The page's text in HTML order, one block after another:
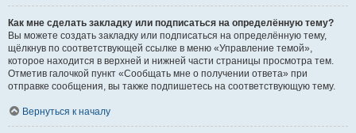
Как мне сделать закладку или подписаться на определённую тему?
Вы можете создать закладку или подписаться на определённую тему,
щёлкнув по соответствующей ссылке в меню «Управление темой»,
которое находится в верхней и нижней части страницы просмотра тем.
Отметив галочкой пункт «Сообщать мне о получении ответа» при
отправке сообщения, вы также подпишетесь на соответствующую тему.
Вернуться к началу